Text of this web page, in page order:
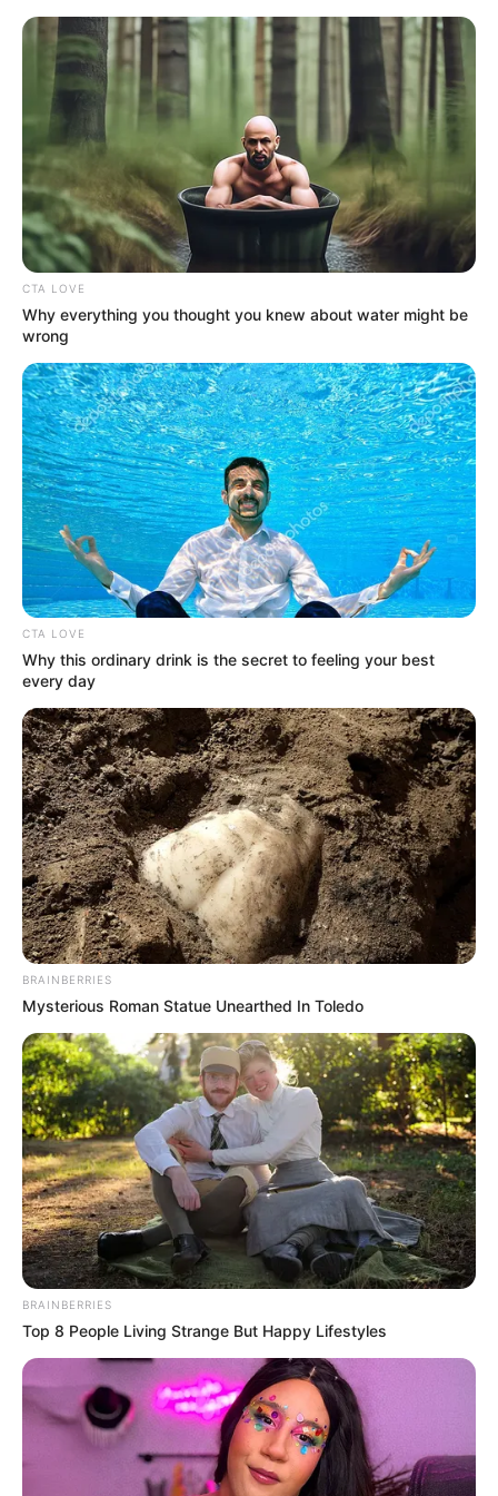
HOME
INSPIRASI
STYLE
FILM &
SERIES
NGAKAK
QUOTES
HYPE
MORE
INSPIRASI
Kreatif, 10 Barang Bermanfaat
CTA LOVE
Why everything you thought you knew about water might be
wrong
CTA LOVE
Why this ordinary drink is the secret to feeling your best
every day
BRAINBERRIES
Mysterious Roman Statue Unearthed In Toledo
BRAINBERRIES
Top 8 People Living Strange But Happy Lifestyles